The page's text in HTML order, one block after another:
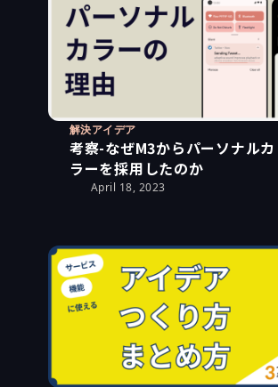
解決アイデア
考察-なぜM3からパーソナルカ
ラーを採用したのか
April 18, 2023